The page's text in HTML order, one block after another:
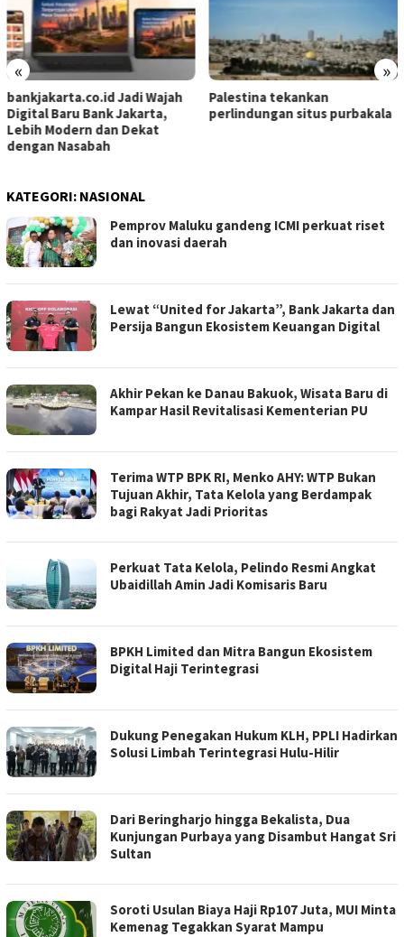
« »
Palestina tekankan
perlindungan situs purbakala
Pemprov Maluku
ICMI perkuat riset dan
KATEGORI: NASIONAL
Pemprov Maluku gandeng ICMI perkuat riset
dan inovasi daerah
Lewat “United for Jakarta”, Bank Jakarta dan
Persija Bangun Ekosistem Keuangan Digital
Akhir Pekan ke Danau Bakuok, Wisata Baru di
Kampar Hasil Revitalisasi Kementerian PU
Terima WTP BPK RI, Menko AHY: WTP Bukan
Tujuan Akhir, Tata Kelola yang Berdampak
bagi Rakyat Jadi Prioritas
​Perkuat Tata Kelola, Pelindo Resmi Angkat
Ubaidillah Amin Jadi Komisaris Baru
BPKH Limited dan Mitra Bangun Ekosistem
Digital Haji Terintegrasi
Dukung Penegakan Hukum KLH, PPLI Hadirkan
Solusi Limbah Terintegrasi Hulu-Hilir
Dari Beringharjo hingga Bekalista, Dua
Kunjungan Purbaya yang Disambut Hangat Sri
Sultan
Soroti Usulan Biaya Haji Rp107 Juta, MUI Minta
Kemenag Tegakkan Syarat Mampu